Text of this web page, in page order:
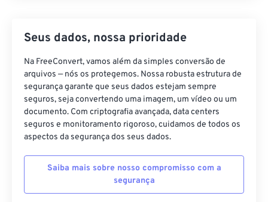
Seus dados, nossa prioridade
Na FreeConvert, vamos além da simples conversão de
arquivos — nós os protegemos. Nossa robusta estrutura de
segurança garante que seus dados estejam sempre
seguros, seja convertendo uma imagem, um vídeo ou um
documento. Com criptografia avançada, data centers
seguros e monitoramento rigoroso, cuidamos de todos os
aspectos da segurança dos seus dados.
Saiba mais sobre nosso compromisso com a
segurança